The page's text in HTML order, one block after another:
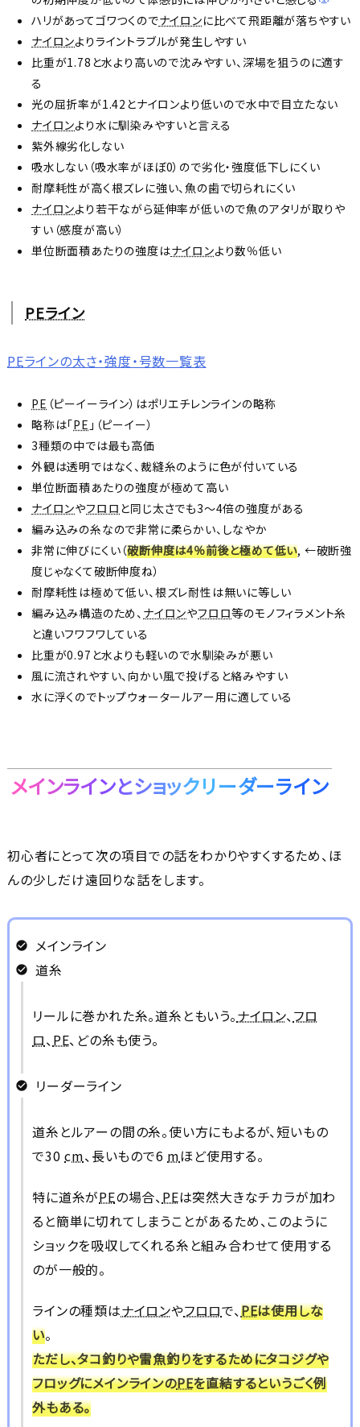
ハリがあってゴワつくのでナイロンに比べて飛距離が落ちやすい
ナイロンよりライントラブルが発生しやすい
比重が1.78と水より高いので沈みやすい、深場を狙うのに適す
る
光の屈折率が1.42とナイロンより低いので水中で目立たない
ナイロンより水に馴染みやすいと言える
紫外線劣化しない
吸水しない（吸水率がほぼ0）ので劣化・強度低下しにくい
耐摩耗性が高く根ズレに強い、魚の歯で切られにくい
ナイロンより若干ながら延伸率が低いので魚のアタリが取りや
すい（感度が高い）
単位断面積あたりの強度はナイロンより数％低い
PEライン
PEラインの太さ・強度・号数一覧表
PE （ピーイーライン）はポリエチレンラインの略称
略称は「PE 」（ピーイー）
3種類の中では最も高価
外観は透明ではなく、裁縫糸のように色が付いている
単位断面積あたりの強度が極めて高い
ナイロンやフロロ と同じ太さでも3～4倍の強度がある
編み込みの糸なので非常に柔らかい、しなやか
非常に伸びにくい（破断伸度は4％前後と極めて低い, ←破断強
度じゃなくて破断伸度ね）
耐摩耗性は極めて低い、根ズレ耐性は無いに等しい
編み込み構造のため、 ナイロンやフロロ等のモノフィラメント糸
と違いフワフワしている
比重が0.97と水よりも軽いので水馴染みが悪い
風に流されやすい、向かい風で投げると絡みやすい
水に浮くのでトップウォータールアー用に適している
メインラインとショックリーダーライン
初心者にとって次の項目での話をわかりやすくするため、ほ
んの少しだけ遠回りな話をします。
メインライン
道糸
リールに巻かれた糸。道糸ともいう。ナイロン、 フロ
ロ、 PE、どの糸も使う。
リーダーライン
道糸とルアーの間の糸。使い方にもよるが、短いもの
で30cm、長いもので6 mほど使用する。
特に道糸がPEの場合、PEは突然大きなチカラが加わ
ると簡単に切れてしまうことがあるため、このように
ショックを吸収してくれる糸と組み合わせて使用する
のが一般的。
ラインの種類はナイロンやフロロで、PEは使用しな
い。
ただし、タコ釣りや雷魚釣りをするためにタコジグや
フロッグにメインラインのPEを直結するというごく例
外もある。